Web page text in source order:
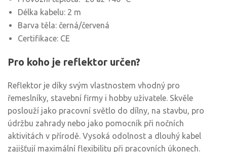
Délka kabelu: 2 m
Barva těla: černá/červená
Certifikace: CE
Pro koho je reflektor určen?
Reflektor je díky svým vlastnostem vhodný pro
řemeslníky, stavební firmy i hobby uživatele. Skvěle
poslouží jako pracovní světlo do dílny, na stavbu, pro
údržbu zahrady nebo jako pomocník při nočních
aktivitách v přírodě. Vysoká odolnost a dlouhý kabel
zajišťují maximální flexibilitu při pracovních úkonech.